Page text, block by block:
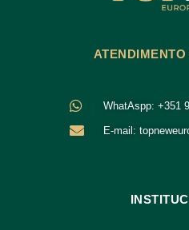
WhatAspp: +351
E-mail: